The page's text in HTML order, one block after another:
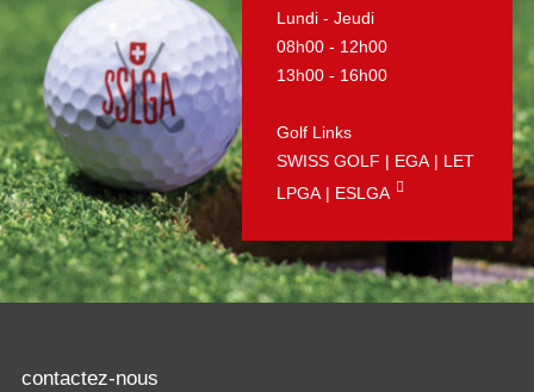
Lundi - Jeudi
08h00 - 12h00
13h00 - 16h00
Golf Links
SWISS GOLF | EGA| LET
LPGA| ESLGA
contactez-nous